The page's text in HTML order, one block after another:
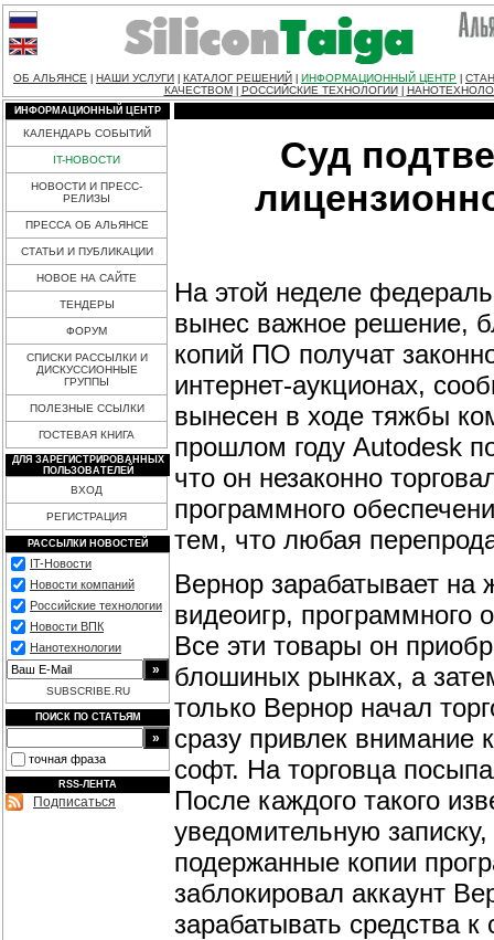
ОБ АЛЬЯНСЕ НАШИ УСЛУГИ КАТАЛОГ РЕШЕНИЙ ИНФОРМАЦИОННЫЙ ЦЕНТР
КАЧЕСТВОМ
РОССИЙСКИЕ ТЕХНОЛОГИИ
ИНФОРМАЦИОННЫЙ ЦЕНТР
КАЛЕНДАРЬ СОБЫТИЙ
IT-НОВОСТИ
НОВОСТИ И ПРЕСС-
РЕЛИЗЫ
ПРЕССА ОБ АЛЬЯНСЕ
СТАТЬИ И ПУБЛИКАЦИИ
НОВОЕ НА САЙТЕ
ТЕНДЕРЫ
ФОРУМ
СПИСКИ РАССЫЛКИ И
ДИСКУССИОННЫЕ
ГРУППЫ
ПОЛЕЗНЫЕ ССЫЛКИ
ГОСТЕВАЯ КНИГА
ДЛЯ ЗАРЕГИСТРИРОВАННЫХ
ПОЛЬЗОВАТЕЛЕЙ
ВХОД
РЕГИСТРАЦИЯ
РАССЫЛКИ НОВОСТЕЙ
IT-Новости
Новости компаний
Российские технологии
Новости ВПК
Нанотехнологии
SUBSCRIBE.RU
ПОИСК ПО СТАТЬЯМ
точная фраза
RSS-ЛЕНТА
Подписаться
Суд
На этой неделе
вынес важное решение,
копий ПО получат
интернет-аукционах,
вынесен в ходе тяжбы
прошлом году Autodesk
что он незаконно
программного
тем, что любая
Вернор зарабатывает на
видеоигр, программного
Все эти товары он
блошиных рынках, а
только Вернор начал
сразу привлек внимание
софт. На торговца
После каждого такого
уведомительную
подержанные копии
заблокировал аккаунт
зарабатывать средства